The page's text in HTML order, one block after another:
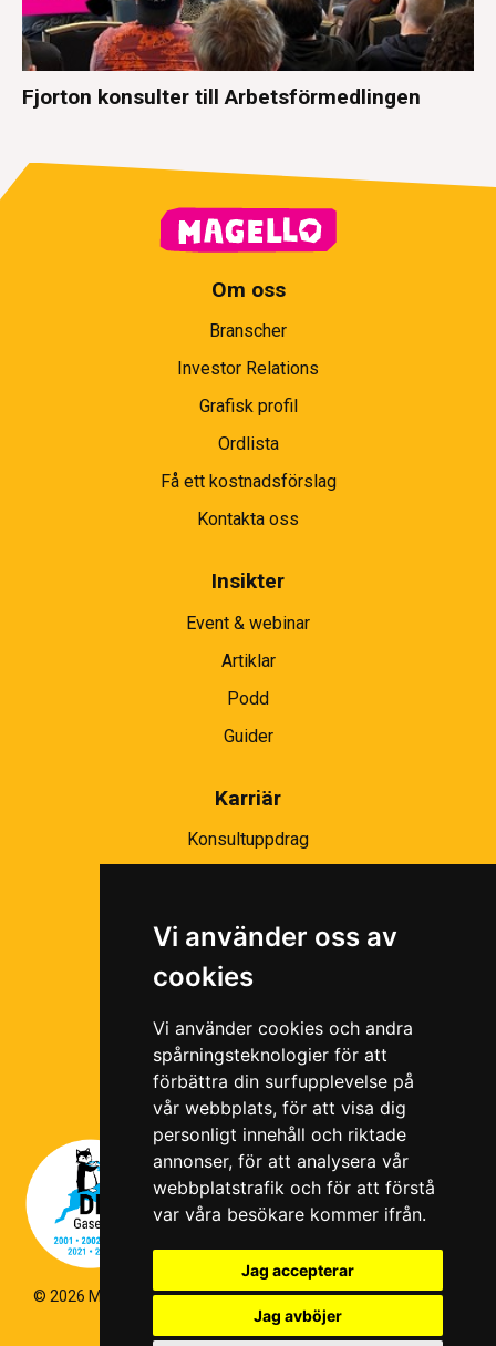
Vi använder oss av
cookies
Vi använder cookies och andra
spårningsteknologier för att
förbättra din surfupplevelse på
vår webbplats, för att visa dig
personligt innehåll och riktade
annonser, för att analysera vår
webbplatstrafik och för att förstå
var våra besökare kommer ifrån.
Jag accepterar
Jag avböjer
Fjorton konsulter till Arbetsförmedlingen
Om oss
Branscher
Investor Relations
Grafisk profil
Ordlista
Få ett kostnadsförslag
Kontakta oss
Insikter
Event & webinar
Artiklar
Podd
Guider
Karriär
Konsultuppdrag
Ramavtal
© 2026 Magello |Cookiepolicy|Hantering av personuppgifter
Kvalitets- och miljöpolicy|Visselblås